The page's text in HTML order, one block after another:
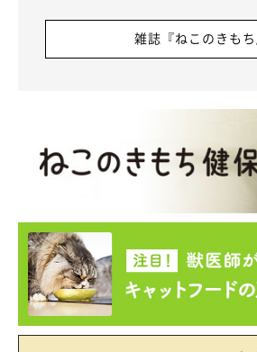
雑誌『ねこのきもち